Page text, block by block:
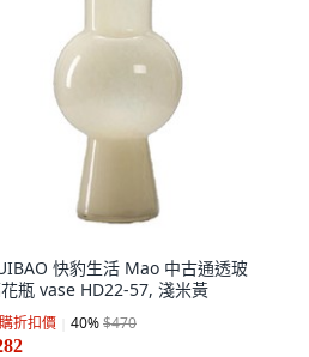
快豹生活 Mao 中古通透玻
瓶 vase HD22-57, 淺米黃
折扣價 40%$470